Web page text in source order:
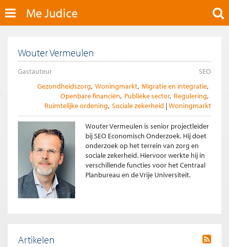
Me Judice
Wouter Vermeulen
Gastauteur
SEO
Gezondheidszorg Woningmarkt Migratie en integratie
Openbare financiën Publieke sector Regulering
Ruimtelijke ordening Sociale zekerheid Woningmarkt
Wouter Vermeulen is senior projectleider
bij SEO Economisch Onderzoek. Hij doet
onderzoek op het terrein van zorg en
sociale zekerheid. Hiervoor werkte hij in
verschillende functies voor het Centraal
Planbureau en de Vrije Universiteit.
Artikelen